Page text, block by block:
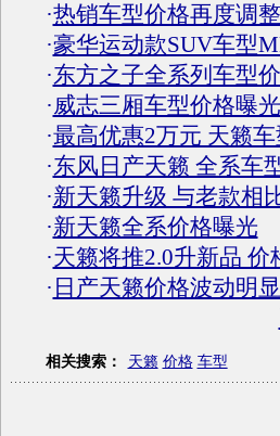
·热销车型价格再度调
·豪华运动款SUV车型
·东方之子全系列车型
·威志三厢车型价格曝
·最高优惠2万元 天籁
·东风日产天籁 全系车
·新天籁升级 与老款相
·新天籁全系价格曝光
·天籁将推2.0升新品
· 日产天籁价格波动明
相关搜索： 天籁 价格 车型